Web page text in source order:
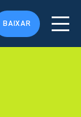
BAIXAR